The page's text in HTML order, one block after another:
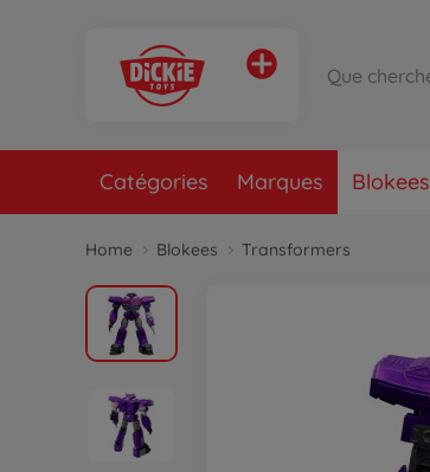
Catégories Marques Blokees
Home Blokees Transformers